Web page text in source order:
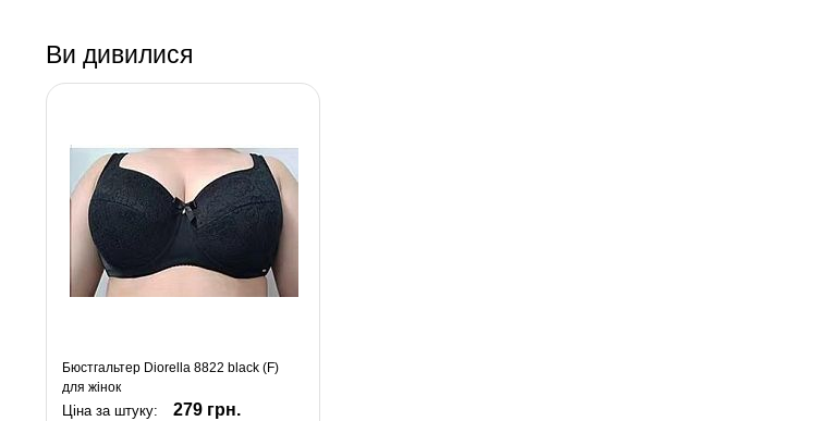
Ви дивилися
Бюстгальтер Diorella 8822 black (F)
для жінок
Ціна за штуку: 279 грн.